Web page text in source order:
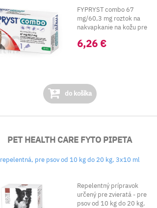
FYPRYST combo 67
mg/60,3 mg roztok na
nakvapkanie na kožu pre
Obsahuje...
6,26 €
do košíka
PET HEALTH CARE FYTO PIPETA
repelentná, pre psov od 10 kg do 20 kg, 3x10 ml
Repelentný prípravok
určený pre zvieratá - pre
psov od 10 kg do 20 kg.